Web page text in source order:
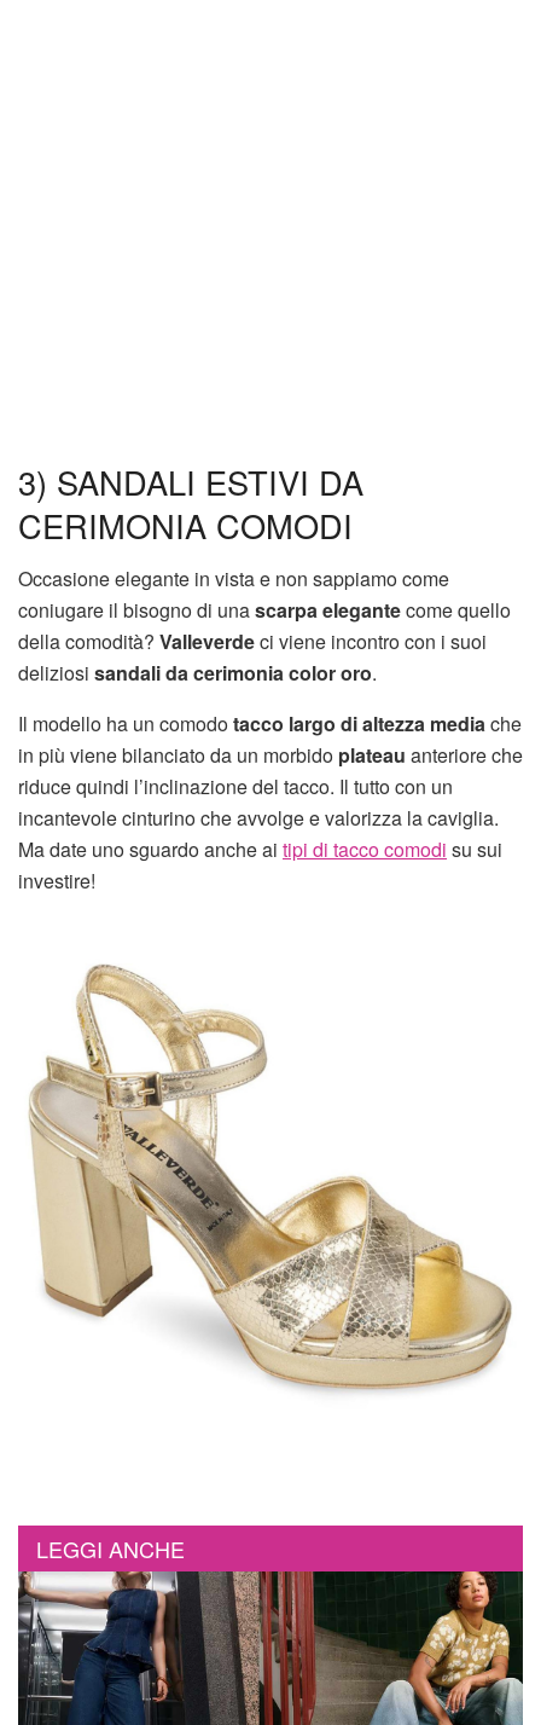
3) SANDALI ESTIVI DA
CERIMONIA COMODI
Occasione elegante in vista e non sappiamo come
coniugare il bisogno di unascarpa elegantecome quello
della comodità? Valleverdeci viene incontro con i suoi
deliziosi sandali da cerimonia color oro.
Il modello ha un comodotacco largo di altezza mediache
in più viene bilanciato da un morbido plateau anteriore che
riduce quindi l’inclinazione del tacco. Il tutto con un
incantevole cinturino che avvolge e valorizza la caviglia.
Ma date uno sguardo anche ai tipi di tacco comodi su sui
investire!
LEGGI ANCHE